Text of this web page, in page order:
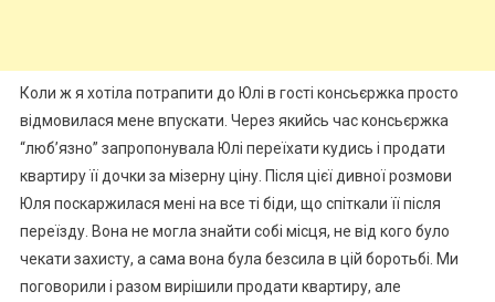
Коли ж я хотіла потрапити до Юлі в гості консьєржка просто
відмовилася мене впускати. Через якийсь час консьєржка
“люб’язно” запропонувала Юлі переїхати кудись і продати
квартиру її дочки за мізерну ціну. Після цієї дивної розмови
Юля поскаржилася мені на все ті біди, що спіткали її після
переїзду. Вона не могла знайти собі місця, не від кого було
чекати захисту, а сама вона була безсила в цій боротьбі. Ми
поговорили і разом вирішили продати квартиру, але